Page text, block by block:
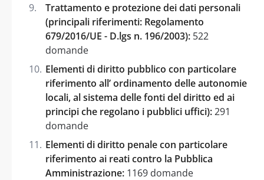
Trattamento e protezione dei dati personali
(principali riferimenti: Regolamento
679/2016/UE - D.lgs n. 196/2003): 522
domande
Elementi di diritto pubblico con particolare
riferimento all’ ordinamento delle autonomie
locali, al sistema delle fonti del diritto ed ai
principi che regolano i pubblici uffici):291
domande
Elementi di diritto penale con particolare
riferimento ai reati contro la Pubblica
Amministrazione: 1169 domande